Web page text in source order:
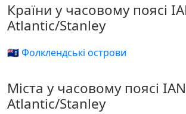
Країни у часовому поясі
Atlantic/Stanley
🇫🇰 Фолклендські острови
Міста у часовому поясі
Atlantic/Stanley